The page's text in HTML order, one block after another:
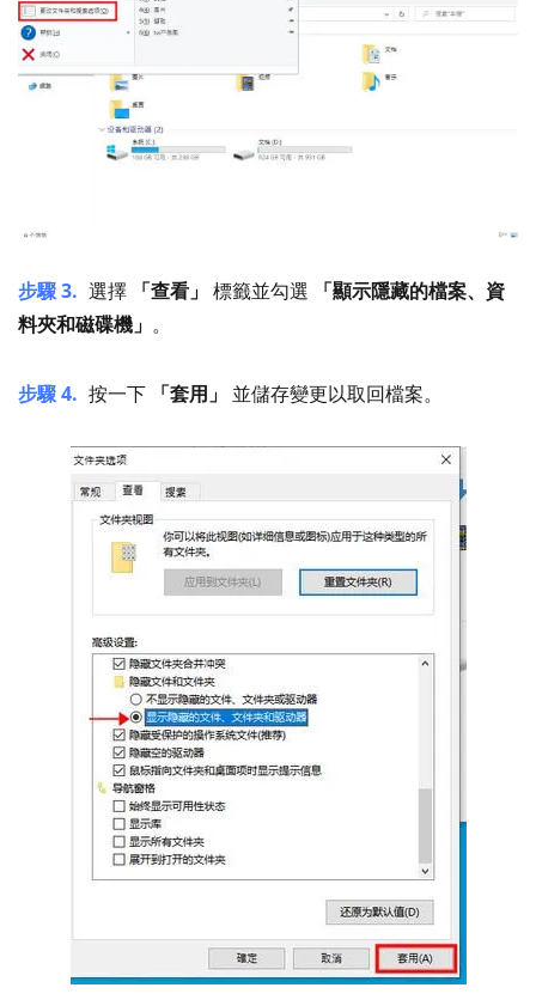
步驟 3. 選擇 「查看」 標籤並勾選
「顯示隱藏的檔案、資
料夾和磁碟機」 。
步驟 4. 按一下 「套用」 並儲存變更以取回檔案。